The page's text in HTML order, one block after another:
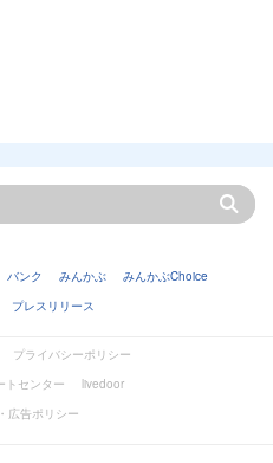
バンク みんかぶ
みんかぶChoice
プレスリリース
プライバシーポリシー
トセンター
livedoor
広告ポリシー